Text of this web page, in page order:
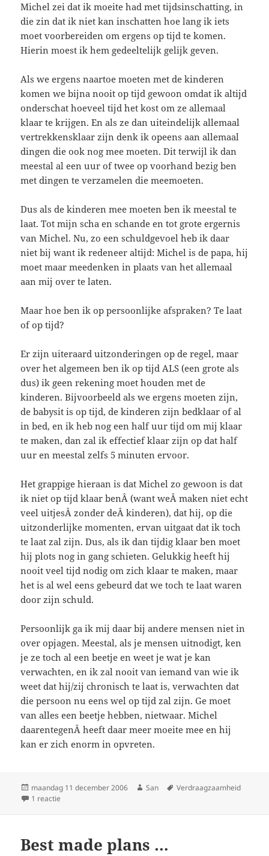
Michel zei dat ik moeite had met tijdsinschatting, in
die zin dat ik niet kan inschatten hoe lang ik iets
moet voorbereiden om ergens op tijd te komen.
Hierin moest ik hem gedeeltelijk gelijk geven.
Als we ergens naartoe moeten met de kinderen
komen we bijna nooit op tijd gewoon omdat ik altijd
onderschat hoeveel tijd het kost om ze allemaal
klaar te krijgen. En als ze dan uiteindelijk allemaal
vertrekkensklaar zijn denk ik opeens aan allemaal
dingen die ook nog mee moeten. Dit terwijl ik dan
meestal al een uur of twee op voorhand bezig ben
met dingen te verzamelen die meemoeten.
Dus als de kinderen mee moeten ben ik meestal te
laat. Tot mijn scha en schande en tot grote ergernis
van Michel. Nu, zo een schuldgevoel heb ik daar
niet bij want ik redeneer altijd: Michel is de papa, hij
moet maar meedenken in plaats van het allemaal
aan mij over te laten.
Maar hoe ben ik op persoonlijke afspraken? Te laat
of op tijd?
Er zijn uiteraard uitzonderingen op de regel, maar
over het algemeen ben ik op tijd ALS (een grote als
dus) ik geen rekening moet houden met de
kinderen. Bijvoorbeeld als we ergens moeten zijn,
de babysit is op tijd, de kinderen zijn bedklaar of al
in bed, en ik heb nog een half uur tijd om mij klaar
te maken, dan zal ik effectief klaar zijn op dat half
uur en meestal zelfs 5 minuten ervoor.
Het grappige hieraan is dat Michel zo gewoon is dat
ik niet op tijd klaar benÂ (want weÂ maken niet echt
veel uitjesÂ zonder deÂ kinderen), dat hij, op die
uitzonderlijke momenten, ervan uitgaat dat ik toch
te laat zal zijn. Dus, als ik dan tijdig klaar ben moet
hij plots nog in gang schieten. Gelukkig heeft hij
nooit veel tijd nodig om zich klaar te maken, maar
het is al wel eens gebeurd dat we toch te laat waren
door zijn schuld.
Persoonlijk ga ik mij daar bij andere mensen niet in
over opjagen. Meestal, als je mensen uitnodigt, ken
je ze toch al een beetje en weet je wat je kan
verwachten, en ik zal nooit van iemand van wie ik
weet dat hij/zij chronisch te laat is, verwachten dat
die persoon nu eens wel op tijd zal zijn. Ge moet
van alles een beetje hebben, nietwaar. Michel
daarentegenÂ heeft daar meer moeite mee en hij
kan er zich enorm in opvreten.
Geplaatst
op
maandag 11 december 2006 Auteur
San Tags
Verdraagzaamheid
1 reactie
Best made plans …